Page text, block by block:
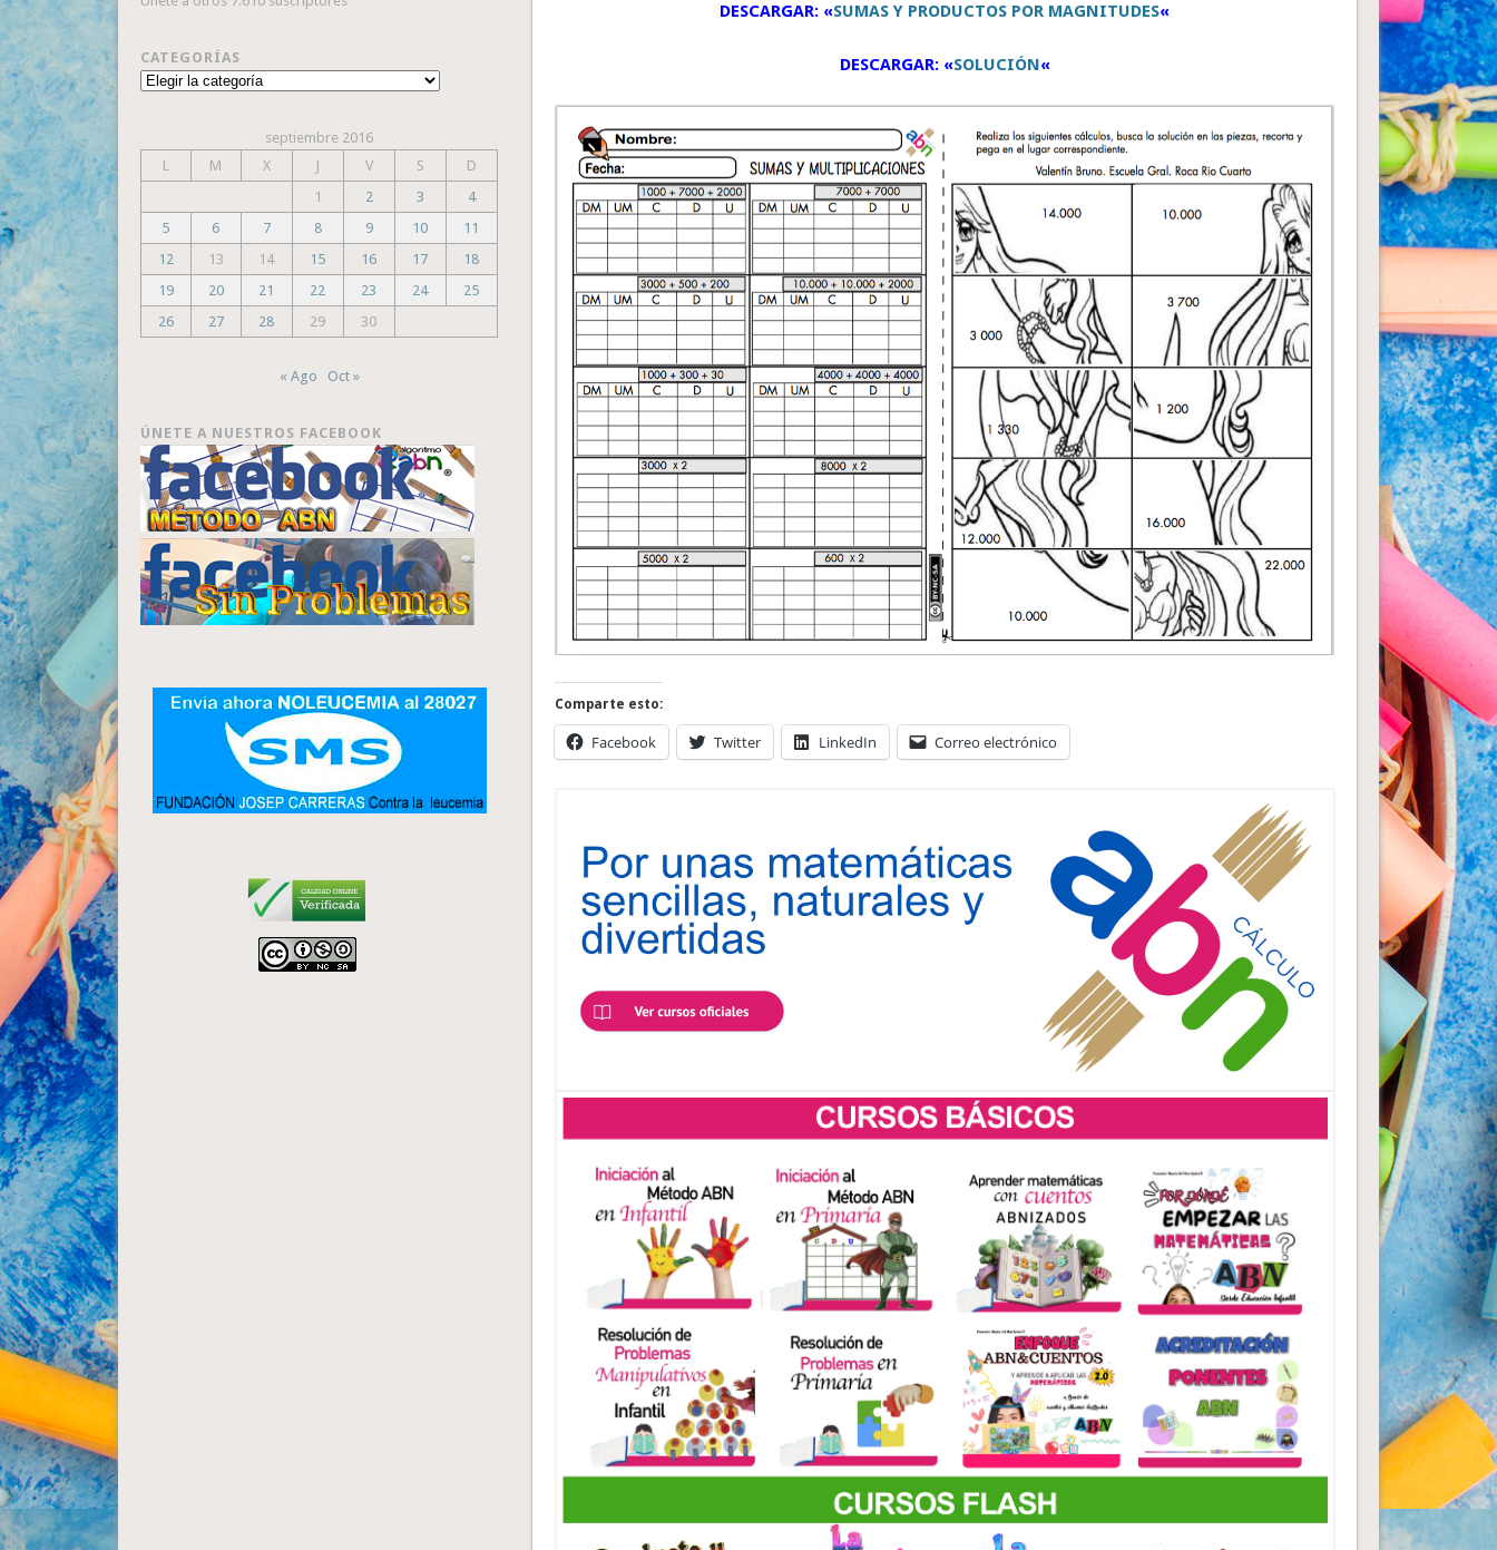
DESCARGAR: «SUMAS Y PRODUCTOS POR MAGNITUDES«
DESCARGAR: «SOLUCIÓN«
Comparte esto:
Facebook Twitter LinkedIn Correo electrónico
CATEGORÍAS
Categorías
septiembre 2016
L
M X J V S
D
1
2 3
4
5
6 7 8 9 10
11
12
13 14 15 16 17
18
19
20 21 22 23 24
25
26
27 28 29 30
« Ago Oct »
ÚNETE A NUESTROS FACEBOOK